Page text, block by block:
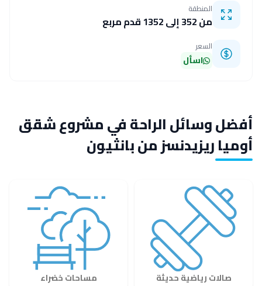
المنطقة
من 352 إلى 1352 قدم مربع
السعر
اسأل
أفضل وسائل الراحة في مشروع شقق
أوميا ريزيدنسز من بانثيون
صالات رياضية حديثة مساحات خضراء